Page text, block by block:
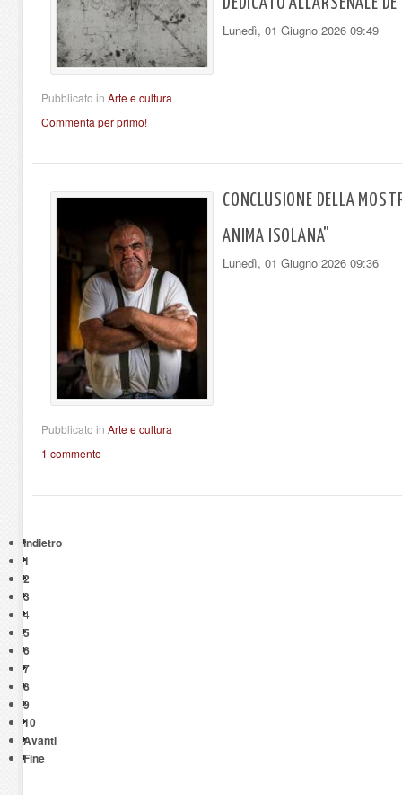
DEDICATO ALL’ARSENALE
Lunedì, 01 Giugno 2026 09:49
Pubblicato in Arte e cultura
Commenta per primo!
CONCLUSIONE DELLA
ANIMA ISOLANA"
Lunedì, 01 Giugno 2026 09:36
Pubblicato in Arte e cultura
1 commento
Indietro
1
2
3
4
5
6
7
8
9
10
Avanti
Fine